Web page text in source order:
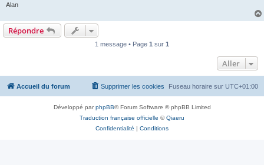
Alan
Répondre
1 message • Page 1 sur 1
Aller
Accueil du forum Fuseau horaire sur UTC+01:00
Supprimer les cookies
Développé parphpBB® Forum Software © phpBB Limited
Traduction française officielle ©Qiaeru
Confidentialité | Conditions